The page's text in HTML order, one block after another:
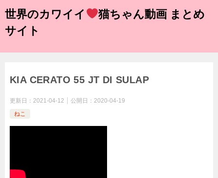
世界のカワイイ
猫ちゃん動画 まとめ
サイト
KIA CERATO 55 JT DI SULAP
更新日： 2021-04-12 公開日： 2020-04-19
ねこ